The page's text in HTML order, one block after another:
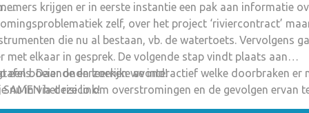
krijgen er in eerste instantie een pak aan informatie
zelf, over het project ‘riviercontract’
die nu al bestaan, vb. de watertoets. Vervolgens
met elkaar in gesprek. De volgende stap vindt plaats aan
Daar onderzoeken we interactief welke doorbraken er
SAMEN het risico om overstromingen en de gevolgen ervan
en ook wat we daar zelf aan kunnen doen.
een boeiende en leerrijke avond!
nu in via deze link!